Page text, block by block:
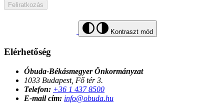
Feliratkozás
Kontraszt mód
Elérhetőség
Óbuda-Békásmegyer Önkormányzat
1033 Budapest, Fő tér 3.
Telefon: +36 1 437 8500
E-mail cím: info@obuda.hu